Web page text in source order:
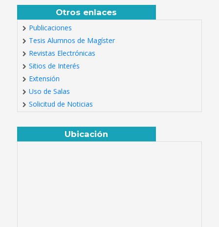
Otros enlaces
Publicaciones
Tesis Alumnos de Magíster
Revistas Electrónicas
Sitios de Interés
Extensión
Uso de Salas
Solicitud de Noticias
Ubicación